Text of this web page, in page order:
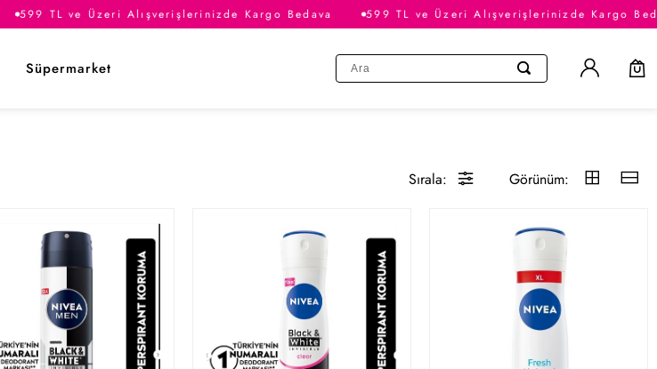
599 TL ve Üzeri Alışverişlerinizde Kargo Bedava 599 TL ve Üzeri Alışverişlerinizde Kargo
Süpermarket
Sırala: Görünüm: